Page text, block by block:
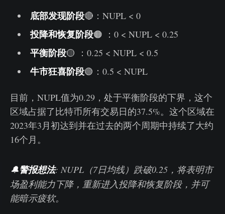
底部发现阶段🔴：NUPL < 0
投降和恢复阶段🟠 ：0 < NUPL < 0.25
平衡阶段🟡 ：0.25 < NUPL < 0.5
牛市狂喜阶段🟢：0.5 < NUPL
目前，NUPL值为0.29，处于平衡阶段的下界，这个
区域占据了比特币所有交易日的37.5%。这个区域在
2023年3月初达到并在过去的两个周期中持续了大约
16个月。
🔔警报想法: NUPL（7日均线）跌破0.25，将表明市
场盈利能力下降，重新进入投降和恢复阶段，并可
能暗示疲软。